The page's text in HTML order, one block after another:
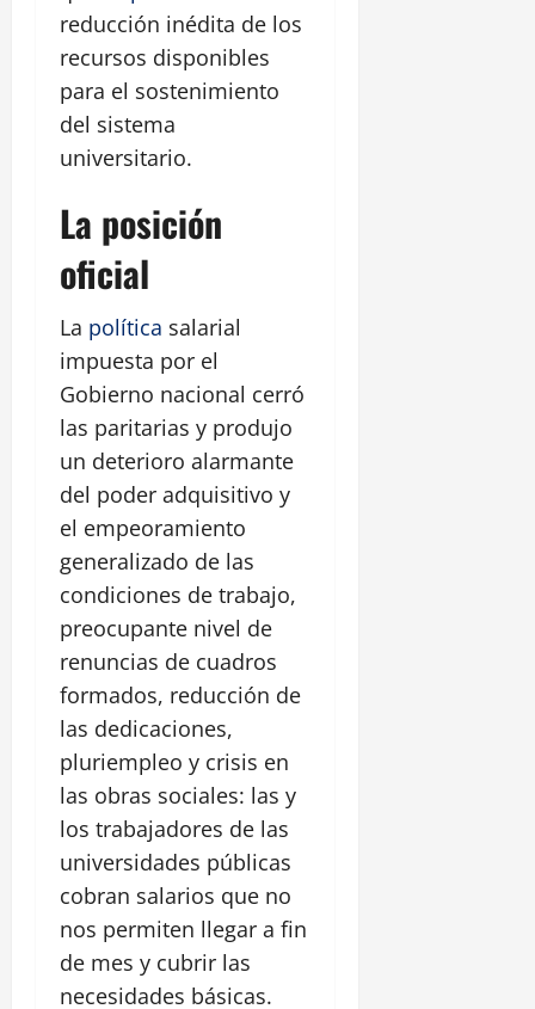
reducción inédita de los
recursos disponibles
para el sostenimiento
del sistema
universitario.
La posición
oficial
La política salarial
impuesta por el
Gobierno nacional cerró
las paritarias y produjo
un deterioro alarmante
del poder adquisitivo y
el empeoramiento
generalizado de las
condiciones de trabajo,
preocupante nivel de
renuncias de cuadros
formados, reducción de
las dedicaciones,
pluriempleo y crisis en
las obras sociales: las y
los trabajadores de las
universidades públicas
cobran salarios que no
nos permiten llegar a fin
de mes y cubrir las
necesidades básicas.